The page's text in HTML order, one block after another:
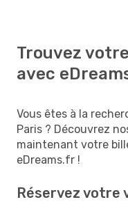
Trouvez
avec
Vous êtes à la
Paris ? Découvrez
maintenant votre
eDreams.fr !
Réservez votre